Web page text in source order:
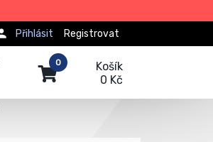
Registrovat
Přihlásit
Košík
0 Kč
0